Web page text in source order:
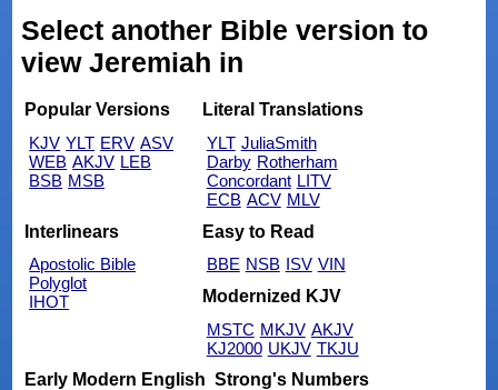
Select another Bible version to
view Jeremiah in
Popular Versions
KJV YLT ERV ASV
WEB AKJV LEB
BSB MSB
Literal Translations
YLT JuliaSmith
Darby Rotherham
Concordant LITV
ECB ACV MLV
Interlinears
Apostolic Bible
Polyglot
IHOT
Easy to Read
BBE NSB ISV VIN
Modernized KJV
MSTC MKJV AKJV
KJ2000 UKJV TKJU
Early Modern English Strong's Numbers